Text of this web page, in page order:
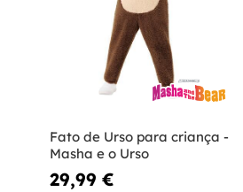
Fato de Urso para criança -
Masha e o Urso
29,99 €